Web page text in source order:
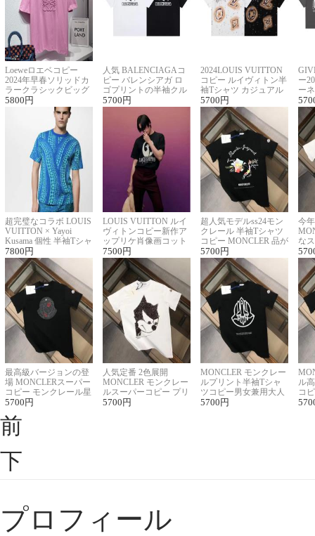
Loeweロエベコピー
2024年早春ソリッドカ
ラークラシックビッグ
ロゴ刺繍Tシャツ
5800 円
人気 BALENCIAGAコ
ピー バレンシアガ ロ
ゴプリントの半袖クル
ーネックTシャツ
5700 円
2024LOUIS VUITTON
コピー ルイヴィトン半
袖Tシャツ カジュアル
に馴染む 2色展開
5700 円
ー
ー
ー
超完璧なコラボ LOUIS
VUITTON × Yayoi
Kusama 個性 半袖Tシャ
ツコピー男女兼用
7800 円
LOUIS VUITTON ルイ
ヴィトンコピー新作ア
ップリケ肖像画コット
ンニット半袖Tシャツ
7500 円
超人気モデルss24モン
クレール 半袖Tシャツ
コピー MONCLER 品が
良く見た目
5700 円
今
な
ル
最高級バージョンの登
場 MONCLERスーパー
コピー モンクレール星
座半袖Tシャツ
5700 円
人気定番 2色展開
MONCLER モンクレー
ルスーパーコピー プリ
ント半袖Tシャツ
5700 円
MONCLER モンクレー
ルプリント半袖Tシャ
ツコピー男女兼用大人
可愛い春夏コーデ
5700 円
ル
コ
ィ
前
下
プロフィール